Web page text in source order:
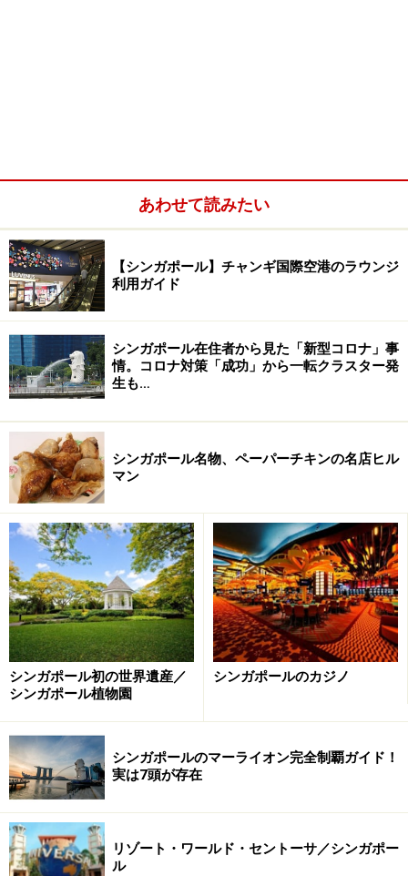
あわせて読みたい
【シンガポール】チャンギ国際空港のラウンジ
利用ガイド
シンガポール在住者から見た「新型コロナ」事
情。コロナ対策「成功」から一転クラスター発
生も…
シンガポール名物、ペーパーチキンの名店ヒル
マン
シンガポール初の世界遺産／
シンガポール植物園
シンガポールのカジノ
シンガポールのマーライオン完全制覇ガイド！
実は7頭が存在
リゾート・ワールド・セントーサ／シンガポー
ル